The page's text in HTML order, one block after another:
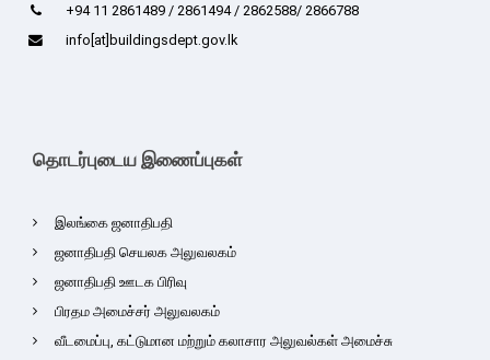
+94 11 2861489 / 2861494 / 2862588/ 2866788
info[at]buildingsdept.gov.lk
தொடர்புடைய இணைப்புகள்
இலங்கை ஜனாதிபதி
ஜனாதிபதி செயலக அலுவலகம்
ஜனாதிபதி ஊடக பிரிவு
பிரதம அமைச்சர் அலுவலகம்
வீடமைப்பு, கட்டுமான மற்றும் கலாசார அலுவல்கள் அமைச்சு